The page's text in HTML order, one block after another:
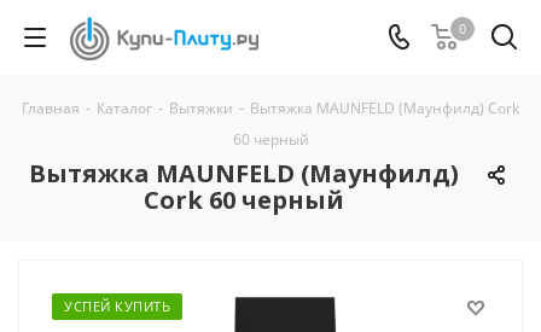
0
Главная - Каталог - Вытяжки - Вытяжка MAUNFELD (Маунфилд) Cork
60 черный
Вытяжка MAUNFELD (Маунфилд)
Cork 60 черный
УСПЕЙ КУПИТЬ